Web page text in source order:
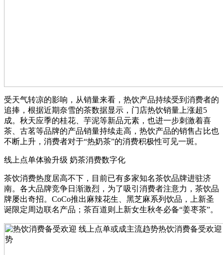
受天气转凉的影响，从销量来看，热饮产品持续受到消费者的
追捧，根据近期奈雪的茶数据显示，门店热饮销量上涨超5
成。秋天应季的桂花、芋泥等新品元素，也进一步刺激着喜
茶、古茗等品牌的产品销量持续走高，热饮产品的销售占比也
不断上升，消费者对于“热奶茶”的消费积极性可见一斑。
线上点单体验升级 奶茶消费数字化
茶饮消费热度居高不下，目前已有多家知名茶饮品牌进驻济
南。各大品牌竞争日渐激烈，为了吸引消费者注意力，茶饮品
牌屡出奇招。CoCo推出麻辣花生、黑芝麻系列饮品，上新圣
诞限定周边联名产品；茶百道则上新女生秋冬必备“姜枣茶”。